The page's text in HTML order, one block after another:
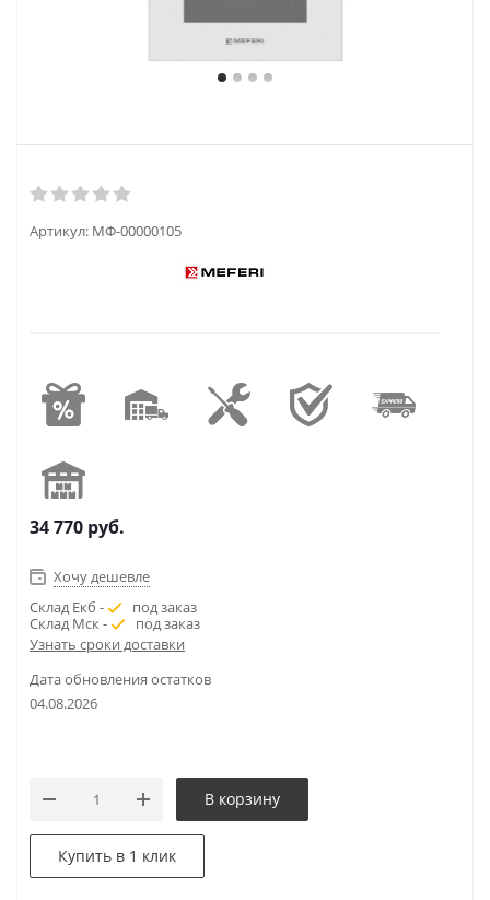
Артикул: МФ-00000105
34 770 руб.
Хочу дешевле
Склад Екб -
под заказ
Склад Мск -
под заказ
Узнать сроки доставки
Дата обновления остатков
04.08.2026
В корзину
Купить в 1 клик